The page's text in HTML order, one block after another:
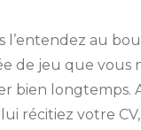
l’entendez au
de jeu que vous
bien longtemps.
récitiez votre CV,